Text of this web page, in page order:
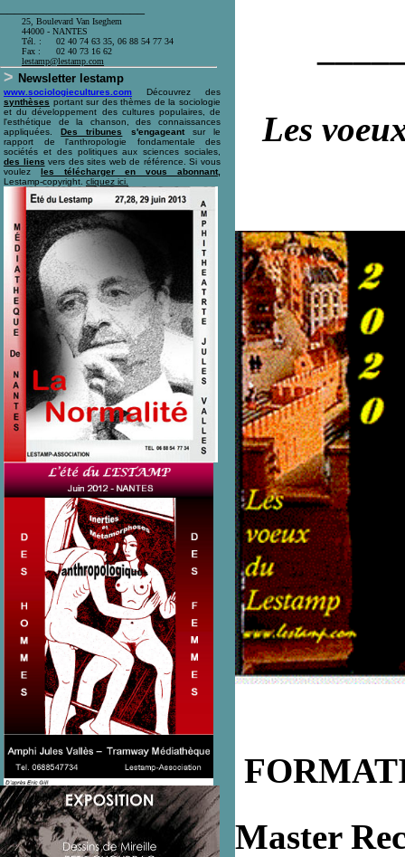
25, Boulevard Van Iseghem
44000 - NANTES
Tél. :
Fax :
02 40 74 63 35, 06 88 54 77 34
02 40 73 16 62
lestamp@lestamp.com
> Newsletter lestamp
www.sociologiecultures.com
Découvrez des
synthèses portant sur des thèmes de la sociologie
et du développement des cultures populaires, de
l'esthétique de la chanson, des connaissances
appliquées.Des tribunes s'engageant sur le
rapport de l'anthropologie fondamentale des
sociétés et des politiques aux sciences sociales,
des liens vers des sites web de référence. Si vous
voulez les télécharger en vous abonnant,
Lestamp-copyright. cliquez ici
Les
Master